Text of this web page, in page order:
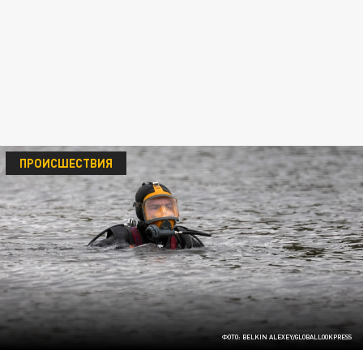
ФОТО: BELKIN ALEXEY/GLOBALLOOKPRESS
ПРОИСШЕСТВИЯ